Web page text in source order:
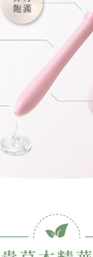
含以上)免運